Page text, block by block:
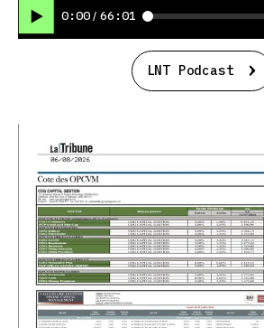
0:00 / 66:01
LNT Podcast